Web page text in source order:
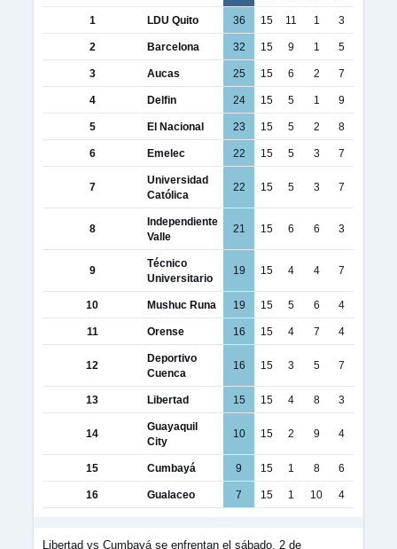
1 LDU Quito 36 15 11 1 3
2 Barcelona 32 15 9 1 5
3 Aucas 25 15 6 2 7
4 Delfin 24 15 5 1 9
5 El Nacional 23 15 5 2 8
6 Emelec 22 15 5 3 7
7
Universidad
Católica
22 15 5 3 7
8
Independiente
Valle
21 15 6 6 3
9
Técnico
Universitario
19 15 4 4 7
10 Mushuc Runa 19 15 5 6 4
11 Orense 16 15 4 7 4
12
Deportivo
Cuenca
16 15 3 5 7
13 Libertad 15 15 4 8 3
14
Guayaquil
City
10 15 2 9 4
15 Cumbayá 9 15 1 8 6
16 Gualaceo 7 15 1 10 4
Libertad vs Cumbayá se enfrentan el sábado, 2 de